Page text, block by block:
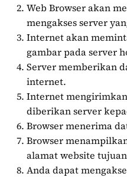
Web Browser akan
mengakses server
Internet akan
gambar pada server
Server memberikan
internet.
Internet
diberikan server
Browser menerima
Browser
alamat website
Anda dapat